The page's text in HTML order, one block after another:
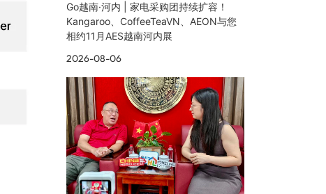
Go越南·河内 | 家电采购团持续扩容！
Kangaroo、CoffeeTeaVN、AEON与您
相约11月AES越南河内展
2026-08-06